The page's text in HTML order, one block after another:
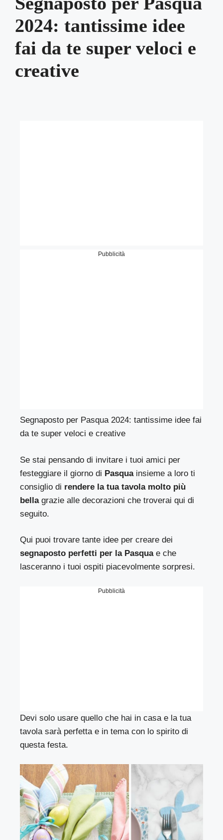
2024: tantissime idee
fai da te super veloci e
creative
Pubblicità
Segnaposto per Pasqua 2024: tantissime idee fai
da te super veloci e creative
Se stai pensando di invitare i tuoi amici per
festeggiare il giorno di Pasquainsieme a loro ti
consiglio di rendere la tua tavola molto più
bellagrazie alle decorazioni che troverai qui di
seguito.
Qui puoi trovare tante idee per creare dei
segnaposto perfetti per la Pasquae che
lasceranno i tuoi ospiti piacevolmente sorpresi.
Pubblicità
Devi solo usare quello che hai in casa e la tua
tavola sarà perfetta e in tema con lo spirito di
questa festa.